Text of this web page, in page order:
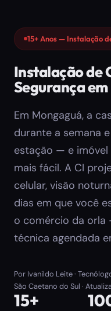
15+ Anos — Instalação
Instalação de
Segurança
Em Mongaguá, a
durante a semana
estação — e imóvel
mais fácil. A CI
celular, visão
dias em que você
o comércio da orla
técnica agendada
Por Ivanildo Leite·
São Caetano do Sul ·
15+